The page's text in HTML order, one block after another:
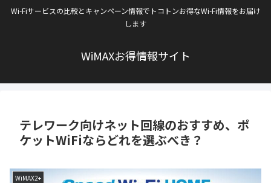
Wi-Fiサービスの比較とキャンペーン情報でトコトンお得なWi-Fi情報をお届け
します
WiMAXお得情報サイト
テレワーク向けネット回線のおすすめ、ポ
ケットWiFiならどれを選ぶべき？
WiMAX2+